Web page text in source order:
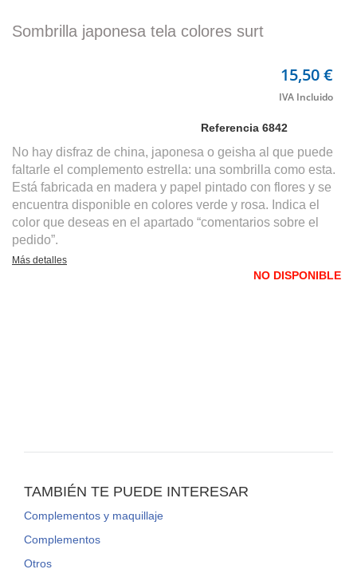
Sombrilla japonesa tela colores surt
Referencia6842
15,50 €
No hay disfraz de china, japonesa o geisha al que puede
faltarle el complemento estrella: una sombrilla como esta.
Está fabricada en madera y papel pintado con flores y se
encuentra disponible en colores verde y rosa. Indica el
color que deseas en el apartado “comentarios sobre el
pedido”.
Más detalles
NO DISPONIBLE
TAMBIÉN TE PUEDE INTERESAR
Complementos y maquillaje
Complementos
Otros